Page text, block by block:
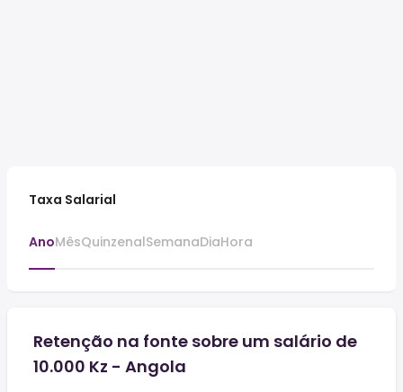
Taxa Salarial
AnoMêsQuinzenalSemanaDiaHora
Retenção na fonte sobre um salário de
10.000 Kz - Angola